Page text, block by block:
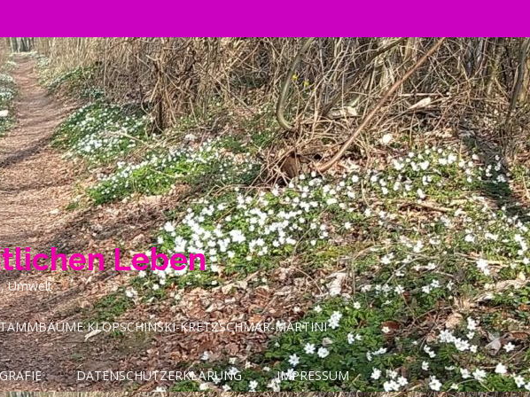
Leben
Umwelt
KLOPSCHINSKI-KRETZSCHMAR-MARTINI
DATENSCHUTZERKLÄRUNG IMPRESSUM